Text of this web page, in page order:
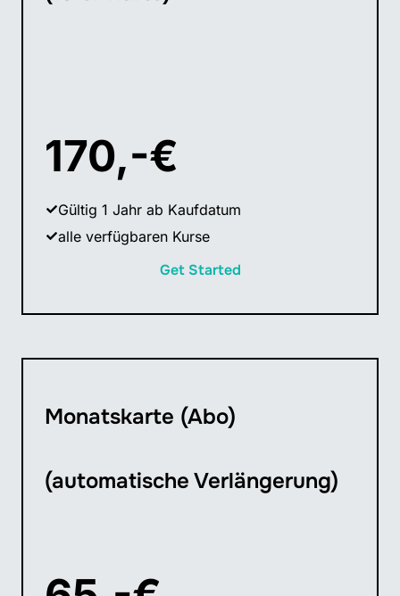
170,-€
Gültig 1 Jahr ab Kaufdatum
alle verfügbaren Kurse
Get Started
Monatskarte (Abo)
(automatische Verlängerung)